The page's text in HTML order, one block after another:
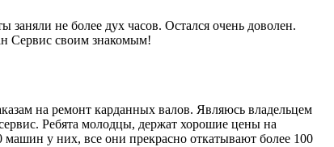
не более дух часов. Остался очень доволен.
Сервис своим знакомым!
на ремонт карданных валов. Являюсь владельцем
Ребята молодцы, держат хорошие цены на
у них, все они прекрасно откатывают более 100